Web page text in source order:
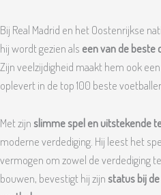
Bij Real Madrid en het Oostenrijkse
hij wordt gezien als een van de beste
Zijn veelzijdigheid maakt hem ook
oplevert in de top 100 beste
Met zijnslimme spel en uitstekende
moderne verdediging. Hij leest het
vermogen om zowel de verdediging
bouwen, bevestigt hij zijnstatus bij